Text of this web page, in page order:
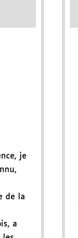
je
de la
a